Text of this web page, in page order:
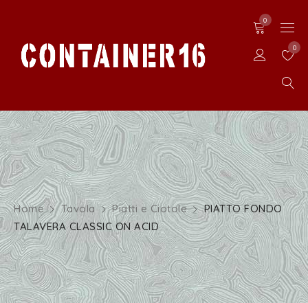
0
0
Home Tavola Piatti e Ciotole
PIATTO FONDO
TALAVERA CLASSIC ON ACID